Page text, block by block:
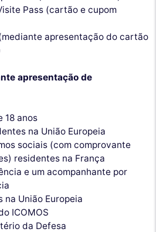
Pass (cartão e cupom
apresentação do cartão
apresentação de
18 anos
na União Europeia
sociais (com comprovante
residentes na França
e um acompanhante por
União Europeia
ICOMOS
da Defesa